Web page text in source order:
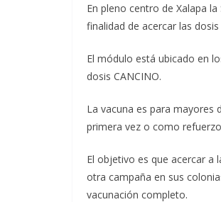
En pleno centro de Xalapa
finalidad de acercar las
El módulo está ubicado en
dosis CANCINO.
La vacuna es para mayores
primera vez o como
El objetivo es que acercar a
otra campaña en sus
vacunación completo.